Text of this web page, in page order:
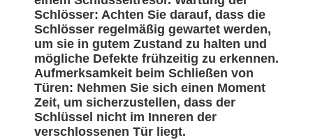
Schlösser: Achten Sie darauf, dass die
Schlösser regelmäßig gewartet werden,
um sie in gutem Zustand zu halten und
mögliche Defekte frühzeitig zu erkennen.
Aufmerksamkeit beim Schließen von
Türen: Nehmen Sie sich einen Moment
Zeit, um sicherzustellen, dass der
Schlüssel nicht im Inneren der
verschlossenen Tür liegt.